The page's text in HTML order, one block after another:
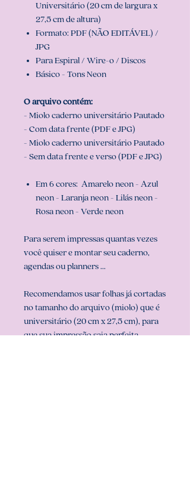
Universitário (20 cm de largura x
27,5 cm de altura)
Formato: PDF (NÃO EDITÁVEL) /
JPG
Para Espiral / Wire-o / Discos
Básico - Tons Neon
O arquivo contém:
- Miolo caderno universitário Pautado
- Com data frente (PDF e JPG)
- Miolo caderno universitário Pautado
- Sem data frente e verso (PDF e JPG)
Em 6 cores: Amarelo neon - Azul
neon - Laranja neon - Lilás neon -
Rosa neon - Verde neon
Para serem impressas quantas vezes
você quiser e montar seu caderno,
agendas ou planners ...
Recomendamos usar folhas já cortadas
no tamanho do arquivo (miolo) que é
universitário (20 cm x 27,5 cm), para
que sua impressão saia perfeita.